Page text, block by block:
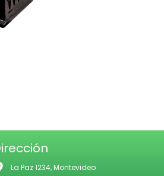
La Paz 1234, Montevideo